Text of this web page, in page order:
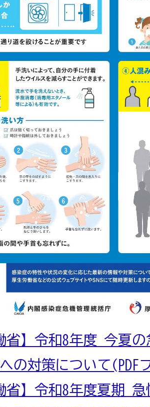
省】令和8年度 今夏
への対策について(PDF
省】令和8年度夏期